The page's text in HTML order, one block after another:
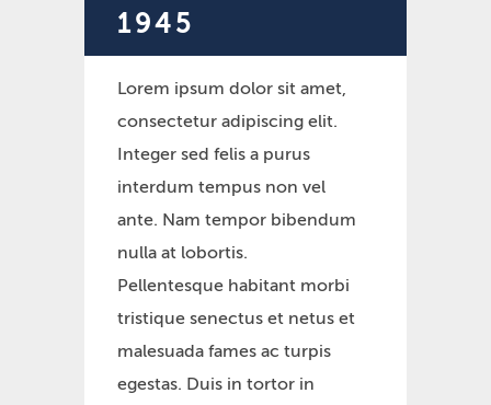
1945
Lorem ipsum dolor sit amet,
consectetur adipiscing elit.
Integer sed felis a purus
interdum tempus non vel
ante. Nam tempor bibendum
nulla at lobortis.
Pellentesque habitant morbi
tristique senectus et netus et
malesuada fames ac turpis
egestas. Duis in tortor in